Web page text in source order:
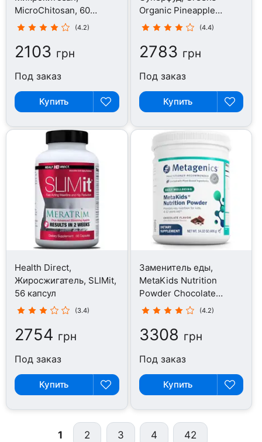
MicroChitosan, 60
капсул
(4.2)
2103 грн
Под заказ
Купить
Organic Pineapple
Coconut, 220 г(4.4)
2783 грн
Под заказ
Купить
Health Direct,
Жиросжигатель, SLIMit,
56 капсул
(3.4)
2754 грн
Под заказ
Купить
Заменитель еды,
MetaKids Nutrition
Powder Chocolate
Flavor, 406 г
(4.2)
3308 грн
Под заказ
Купить
1 2 3 4 42